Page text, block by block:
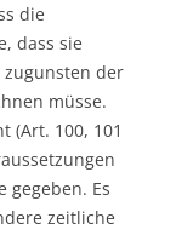
die
dass sie
zugunsten der
müsse.
(Art. 100, 101
gegeben. Es
zeitliche